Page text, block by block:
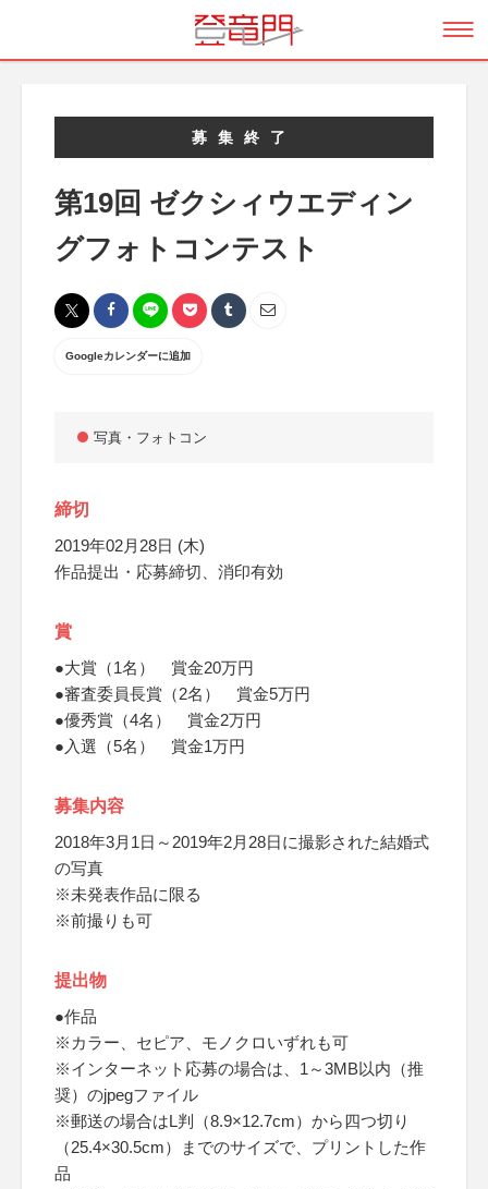
募集終了
第19回 ゼクシィウエディン
グフォトコンテスト
Googleカレンダーに追加
写真・フォトコン
締切
2019年02月28日 (木)
作品提出・応募締切、消印有効
賞
●大賞（1名） 賞金20万円
●審査委員長賞（2名） 賞金5万円
●優秀賞（4名） 賞金2万円
●入選（5名） 賞金1万円
募集内容
2018年3月1日～2019年2月28日に撮影された結婚式
の写真
※未発表作品に限る
※前撮りも可
提出物
●作品
※カラー、セピア、モノクロいずれも可
※インターネット応募の場合は、1～3MB以内（推
奨）のjpegファイル
※郵送の場合はL判（8.9×12.7cm）から四つ切り
（25.4×30.5cm）までのサイズで、プリントした作
品